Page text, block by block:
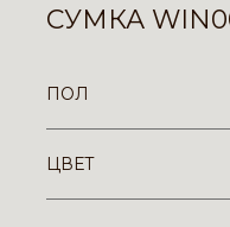
СУМКА
ПОЛ
ЦВЕТ